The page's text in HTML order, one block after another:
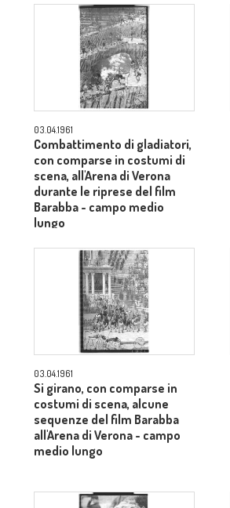
03.04.1961
Combattimento di gladiatori,
con comparse in costumi di
scena, all'Arena di Verona
durante le riprese del film
Barabba - campo medio
lungo
03.04.1961
Si girano, con comparse in
costumi di scena, alcune
sequenze del film Barabba
all'Arena di Verona - campo
medio lungo